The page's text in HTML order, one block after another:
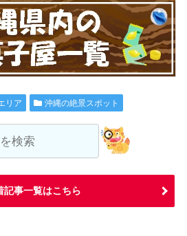
リア 沖縄の絶景スポット
記事一覧はこちら